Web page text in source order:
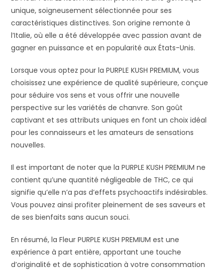
unique, soigneusement sélectionnée pour ses
caractéristiques distinctives. Son origine remonte à
l’Italie, où elle a été développée avec passion avant de
gagner en puissance et en popularité aux États-Unis.
Lorsque vous optez pour la PURPLE KUSH PREMIUM, vous
choisissez une expérience de qualité supérieure, conçue
pour séduire vos sens et vous offrir une nouvelle
perspective sur les variétés de chanvre. Son goût
captivant et ses attributs uniques en font un choix idéal
pour les connaisseurs et les amateurs de sensations
nouvelles.
Il est important de noter que la PURPLE KUSH PREMIUM ne
contient qu’une quantité négligeable de THC, ce qui
signifie qu’elle n’a pas d’effets psychoactifs indésirables.
Vous pouvez ainsi profiter pleinement de ses saveurs et
de ses bienfaits sans aucun souci.
En résumé, la Fleur PURPLE KUSH PREMIUM est une
expérience à part entière, apportant une touche
d’originalité et de sophistication à votre consommation